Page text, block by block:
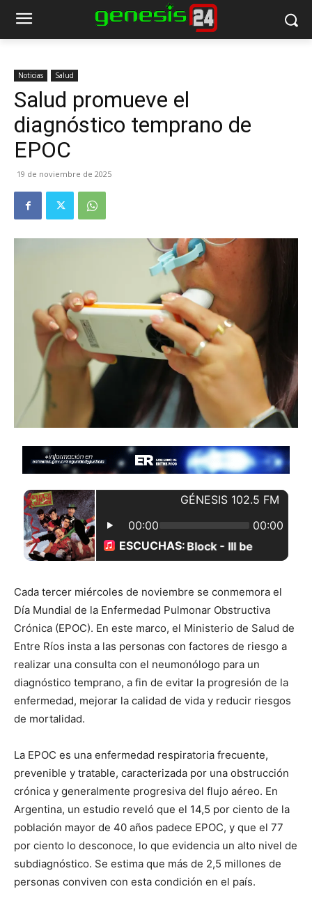
Noticias Salud
Salud promueve el
diagnóstico temprano de
EPOC
19 de noviembre de 2025
Cada tercer miércoles de noviembre se conmemora el
Día Mundial de la Enfermedad Pulmonar Obstructiva
Crónica (EPOC). En este marco, el Ministerio de Salud de
Entre Ríos insta a las personas con factores de riesgo a
realizar una consulta con el neumonólogo para un
diagnóstico temprano, a fin de evitar la progresión de la
enfermedad, mejorar la calidad de vida y reducir riesgos
de mortalidad.
La EPOC es una enfermedad respiratoria frecuente,
prevenible y tratable, caracterizada por una obstrucción
crónica y generalmente progresiva del flujo aéreo. En
Argentina, un estudio reveló que el 14,5 por ciento de la
población mayor de 40 años padece EPOC, y que el 77
por ciento lo desconoce, lo que evidencia un alto nivel de
subdiagnóstico. Se estima que más de 2,5 millones de
personas conviven con esta condición en el país.